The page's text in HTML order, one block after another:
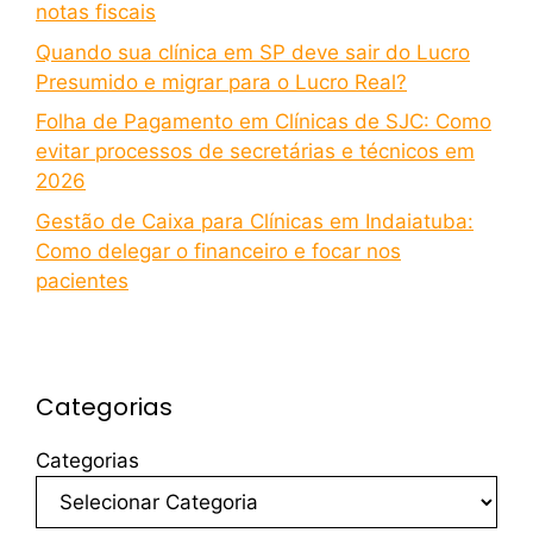
notas fiscais
Quando sua clínica em SP deve sair do Lucro
Presumido e migrar para o Lucro Real?
Folha de Pagamento em Clínicas de SJC: Como
evitar processos de secretárias e técnicos em
2026
Gestão de Caixa para Clínicas em Indaiatuba:
Como delegar o financeiro e focar nos
pacientes
Categorias
Categorias